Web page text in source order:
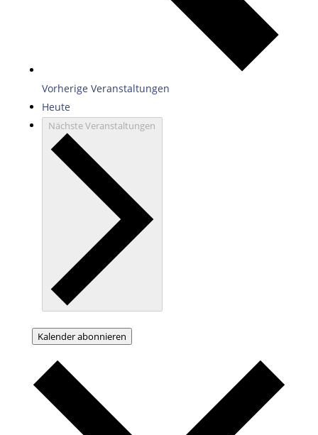
Vorherige Veranstaltungen
Heute
NächsteVeranstaltungen
Kalender abonnieren